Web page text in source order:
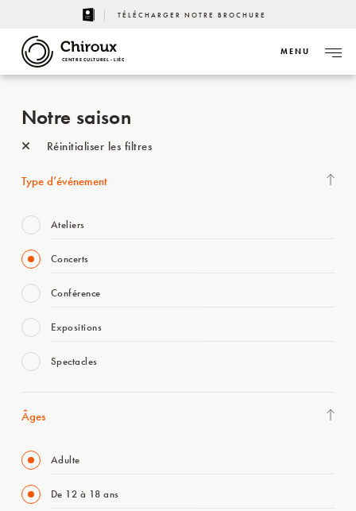
TÉLÉCHARGER NOTRE BROCHURE
CENTRE CULTUREL - LIÈGE
MENU
Notre saison
Réinitialiser les filtres
Type d’événement
Ateliers
Concerts
Conférence
Expositions
Spectacles
Âges
Adulte
De 12 à 18 ans